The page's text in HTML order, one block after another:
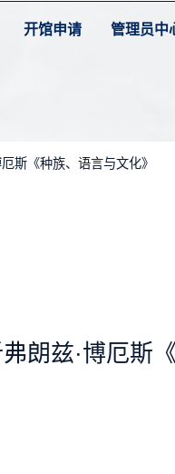
开馆申请 管理员中
斯《种族、语言与文化》
朗兹·博厄斯